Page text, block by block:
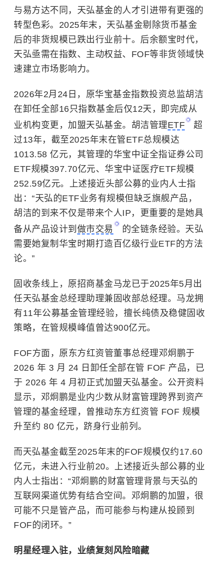
与易方达不同，天弘基金的人才引进带有更强的
转型色彩。2025年末，天弘基金剔除货币基金
后的非货规模已跌出行业前十。后余额宝时代，
天弘亟需在指数、主动权益、FOF等非货领域快
速建立市场影响力。
2026年2月24日，原华宝基金指数投资总监胡洁
在卸任全部16只指数基金后仅12天，即完成从
业机构变更，加盟天弘基金。胡洁管理ETF
超
过13年，截至2025年末在管ETF总规模达
1013.58 亿元，其管理的华宝中证全指证券公司
ETF规模397.70亿元、华宝中证医疗ETF规模
252.59亿元。上述接近头部公募的业内人士指
出：“天弘的ETF业务有规模但缺乏旗舰产品，
胡洁的到来不仅是带来个人IP，更重要的是她具
备从产品设计到 做市交易
的全链条经验。天弘
需要她复制华宝时期打造百亿级行业ETF的方法
论。”
固收条线上，原招商基金马龙已于2025年5月出
任天弘基金总经理助理兼固收部总经理。马龙拥
有11年公募基金管理经验，擅长纯债及稳健固收
策略，在管规模峰值曾达900亿元。
FOF方面，原东方红资管董事总经理邓炯鹏于
2026 年 3 月 24 日卸任全部在管 FOF 产品，已
于 2026 年 4 月初正式加盟天弘基金。公开资料
显示，邓炯鹏是业内少数从财富管理跨界到资产
管理的基金经理，曾推动东方红资管 FOF 规模
升至约 80 亿元，跻身行业前列。
而天弘基金截至2025年末的FOF规模仅约17.60
亿元，未进入行业前20。上述接近头部公募的业
内人士指出：“邓炯鹏的财富管理背景与天弘的
互联网渠道优势有结合空间。邓炯鹏的加盟，很
可能不只是管产品，而可能参与构建从投顾到
FOF的闭环。”
明星经理入驻，业绩复刻风险暗藏